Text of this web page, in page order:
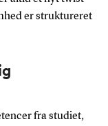
er struktureret
fra studiet,